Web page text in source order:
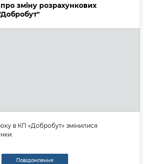
зміну розрахункових
в КП «Добробут» змінилися
Повідомлення